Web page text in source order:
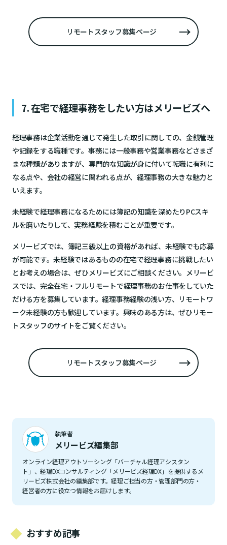
リモートスタッフ募集ページ
7. 在宅で経理事務をしたい方はメリービズへ
経理事務は企業活動を通じて発生した取引に関しての、金銭管理
や記録をする職種です。事務には一般事務や営業事務などさまざ
まな種類がありますが、専門的な知識が身に付いて転職に有利に
なる点や、会社の経営に関われる点が、経理事務の大きな魅力と
いえます。
未経験で経理事務になるためには簿記の知識を深めたりPCスキ
ルを磨いたりして、実務経験を積むことが重要です。
メリービズでは、簿記三級以上の資格があれば、未経験でも応募
が可能です。未経験ではあるものの在宅で経理事務に挑戦したい
とお考えの場合は、ぜひメリービズにご相談ください。メリービ
スでは、完全在宅・フルリモートで経理事務のお仕事をしていた
だける方を募集しています。経理事務経験の浅い方、リモートワ
ーク未経験の方も歓迎しています。興味のある方は、ぜひリモー
トスタッフのサイトをご覧ください。
リモートスタッフ募集ページ
執筆者
メリービズ編集部
オンライン経理アウトソーシング「バーチャル経理アシスタン
ト」、経理DXコンサルティング「メリービズ経理DX」を提供するメ
リービズ株式会社の編集部です。経理ご担当の方・管理部門の方・
経営者の方に役立つ情報をお届けします。
おすすめ記事